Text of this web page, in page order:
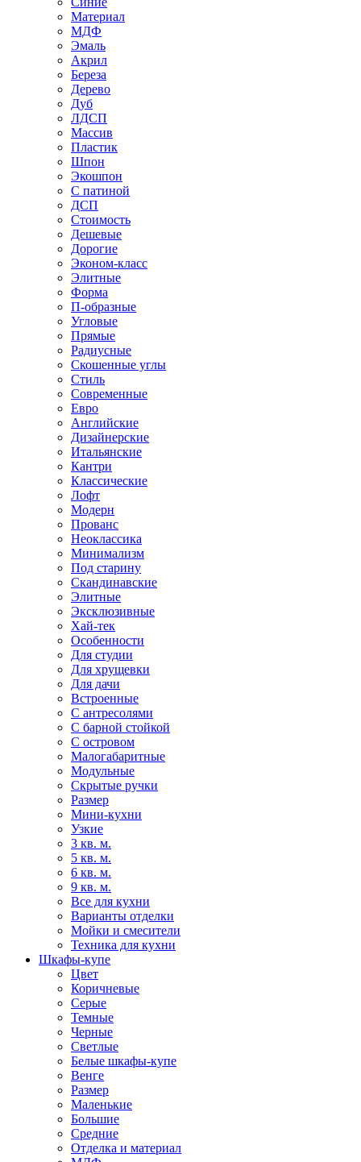
Материал
МДФ
Эмаль
Акрил
Береза
Дерево
Дуб
ЛДСП
Массив
Пластик
Шпон
Экошпон
С патиной
ДСП
Стоимость
Дешевые
Дорогие
Эконом-класс
Элитные
Форма
П-образные
Угловые
Прямые
Радиусные
Скошенные углы
Стиль
Современные
Евро
Английские
Дизайнерские
Итальянские
Кантри
Классические
Лофт
Модерн
Прованс
Неоклассика
Минимализм
Под старину
Скандинавские
Элитные
Эксклюзивные
Хай-тек
Особенности
Для студии
Для хрущевки
Для дачи
Встроенные
С антресолями
С барной стойкой
С островом
Малогабаритные
Модульные
Скрытые ручки
Размер
Мини-кухни
Узкие
3 кв. м.
5 кв. м.
6 кв. м.
9 кв. м.
Все для кухни
Варианты отделки
Мойки и смесители
Техника для кухни
Шкафы-купе
Цвет
Коричневые
Серые
Темные
Черные
Светлые
Белые шкафы-купе
Венге
Размер
Маленькие
Большие
Средние
Отделка и материал